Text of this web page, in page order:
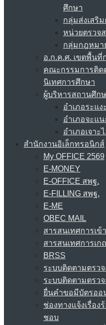
ศึกษา
กลุ่มส่งเสริ
หน่วยตรวจ
กลุ่มกฎหมา
อ.ก.ค.ศ. เขตพื้นที่
คณะกรรมการติด
นิเทศการศึกษา
ผู้บริหารสถานศึก
อำเภอระแงะ
อำเภอจะแน
อำเภอเจาะ
สำนักงานอิเล็กทรอนิกส์
My OFFICE 2569
E-MONEY
E-OFFICE สพฐ.
E-FILLING สพฐ.
E-ME
OBEC MAIL
สารสนเทศการเข้
สารสนเทศการเก
BRSS
ระบบติดตามตรว
ระบบติดตามตรว
ยื่นคำขอมีบัตรออ
ช่องทางแจ้งเรื่อง
ชอบ